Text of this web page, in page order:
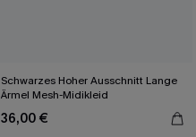
Schwarzes Hoher Ausschnitt Lange
Ärmel Mesh-Midikleid
36,00 €